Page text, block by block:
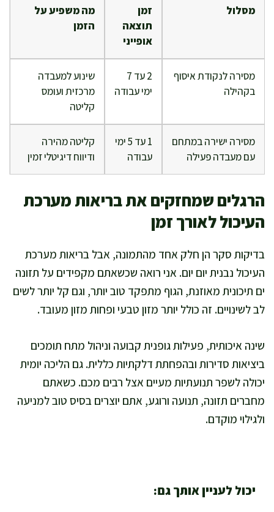
מסלול
זמן
תוצאה
אופייני
מה משפיע על
הזמן
מסירה לנקודת איסוף
בקהילה
2 עד 7
ימי עבודה
שינוע למעבדה
מרכזית ועומס
קליטה
מסירה ישירה במתחם
עם מעבדה פעילה
1 עד 5 ימי
עבודה
קליטה מהירה
ודיווח דיגיטלי זמין
הרגלים שמחזקים את בריאות מערכת
העיכול לאורך זמן
בדיקות סקר הן חלק אחד מהתמונה, אבל בריאות מערכת
העיכול נבנית יום יום. אני רואה שכשאתם מקפידים על תזונה
ים תיכונית מאוזנת, הגוף מתפקד טוב יותר, וגם קל יותר לשים
לב לשינויים. זה כולל יותר מזון טבעי ופחות מזון מעובד.
שינה איכותית, פעילות גופנית קבועה וניהול מתח תומכים
ביציאות סדירות ובהפחתת דלקתיות כללית. גם הליכה יומית
יכולה לשפר תנועתיות מעיים אצל רבים מכם. כשאתם
מחברים תזונה, תנועה ורוגע, אתם יוצרים בסיס טוב למניעה
ולגילוי מוקדם.
יכול לעניין אותך גם: